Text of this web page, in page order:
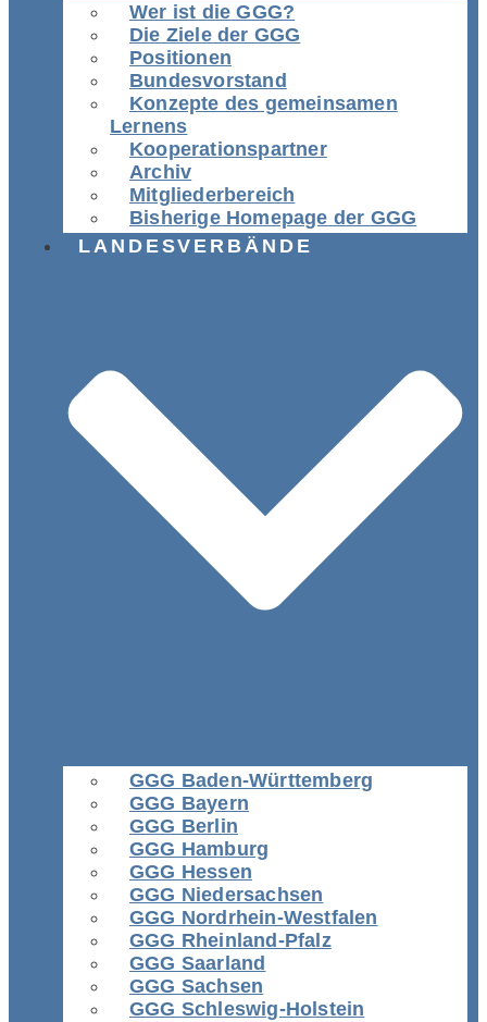
Wer ist die GGG?
Die Ziele der GGG
Positionen
Bundesvorstand
Konzepte des gemeinsamen
Lernens
Kooperationspartner
Archiv
Mitgliederbereich
Bisherige Homepage der GGG
LANDESVERBÄNDE
GGG Baden-Württemberg
GGG Bayern
GGG Berlin
GGG Hamburg
GGG Hessen
GGG Niedersachsen
GGG Nordrhein-Westfalen
GGG Rheinland-Pfalz
GGG Saarland
GGG Sachsen
GGG Schleswig-Holstein